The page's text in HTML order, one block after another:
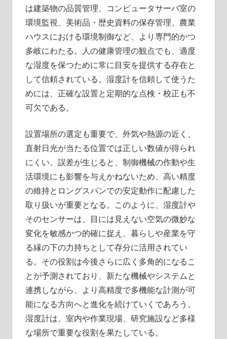
は建築物の品質管理、コンピュータサーバ室の
環境監視、美術品・歴史資料の保存管理、農業
ハウスにおける環境制御など、より専門的かつ
多岐にわたる。人の健康管理の観点でも、適度
な湿度を保つために常に目安を提供する存在と
して信頼されている。湿度計を信頼して使うた
めには、正確な設置と定期的な点検・校正も不
可欠である。
設置場所の選定も重要で、外気や熱源の近く、
直射日光が当たる位置では正しい数値が得られ
にくい。誤差が生じると、制御機械の作動や生
活環境にも影響を与えかねないため、高い精度
の維持とロングスパンでの安定動作に配慮した
取り扱いが重要となる。このように、湿度計や
そのセンサーは、目には見えない空気の微妙な
変化を敏感かつ的確に捉え、暮らしや産業を守
る縁の下の力持ちとして存分に活用されてい
る。その役割は今後さらに広く多角的になるこ
とが予測されており、新たな機械やシステムと
連携しながら、より高精度で多機能な計測が可
能になる方向へと進化を続けていくであろう。
湿度計は、室内や作業現場、研究施設など多様
な場所で重要な役割を果たしている。